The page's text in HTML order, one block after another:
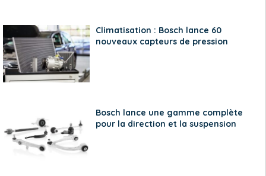
Climatisation : Bosch lance 60
nouveaux capteurs de pression
Bosch lance une gamme complète
pour la direction et la suspension